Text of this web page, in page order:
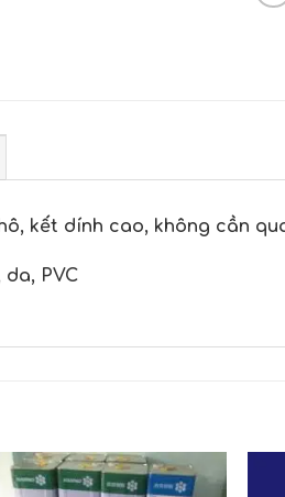
kết dính cao, không cần
PVC